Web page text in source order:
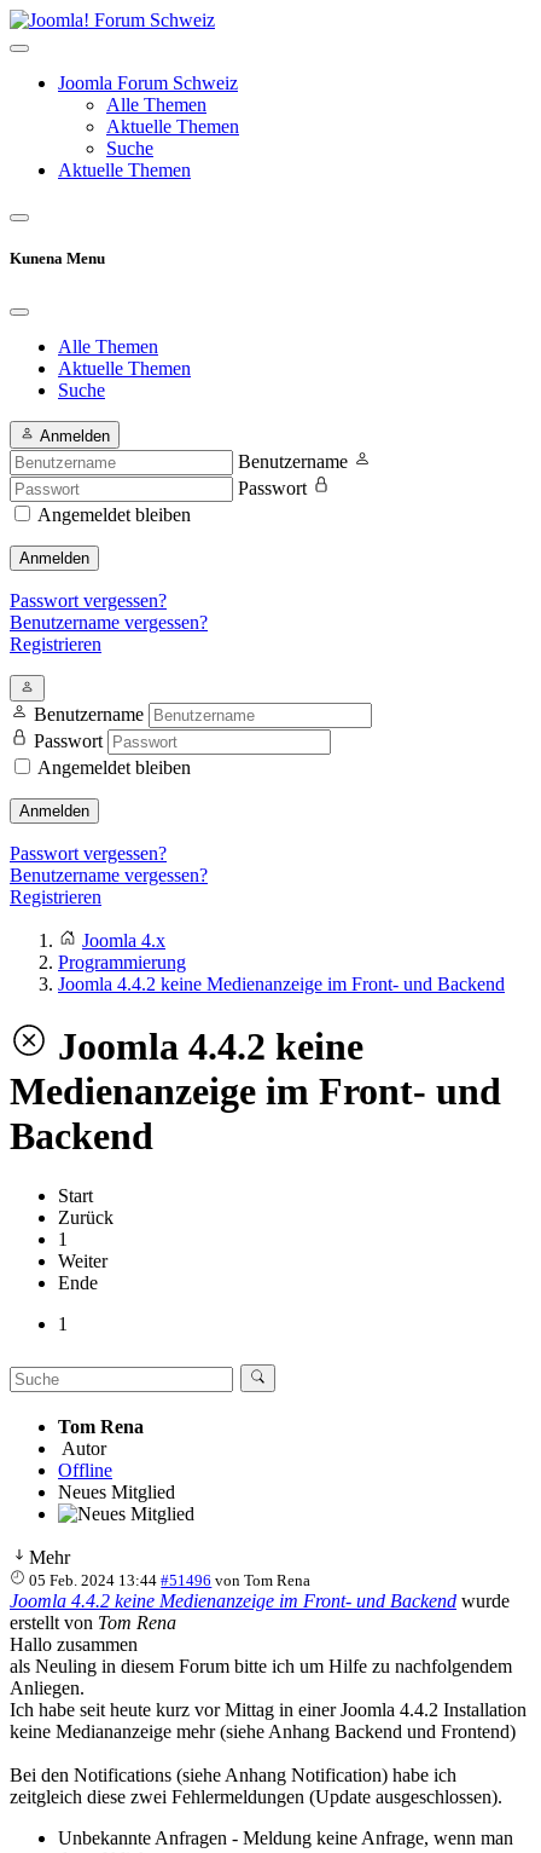
Joomla Forum Schweiz
Alle Themen
Aktuelle Themen
Suche
Aktuelle Themen
Kunena Menu
Alle Themen
Aktuelle Themen
Suche
Anmelden
Benutzername
Passwort
Angemeldet bleiben
Anmelden
Passwort vergessen?
Benutzername vergessen?
Registrieren
Benutzername
Passwort
Angemeldet bleiben
Anmelden
Passwort vergessen?
Benutzername vergessen?
Registrieren
Joomla 4.x
Programmierung
Joomla 4.4.2 keine Medienanzeige im Front- und Backend
Joomla 4.4.2 keine
Medienanzeige im Front- und
Backend
Start
Zurück
1
Weiter
Ende
1
Tom Rena
Autor
Offline
Neues Mitglied
Mehr
05 Feb. 2024 13:44 #51496 vonTom Rena
Joomla 4.4.2 keine Medienanzeige im Front- und Backend wurde
erstellt von Tom Rena
Hallo zusammen
als Neuling in diesem Forum bitte ich um Hilfe zu nachfolgendem
Anliegen.
Ich habe seit heute kurz vor Mittag in einer Joomla 4.4.2 Installation
keine Mediananzeige mehr (siehe Anhang Backend und Frontend)
Bei den Notifications (siehe Anhang Notification) habe ich
zeitgleich diese zwei Fehlermeldungen (Update ausgeschlossen).
Unbekannte Anfragen - Meldung keine Anfrage, wenn man